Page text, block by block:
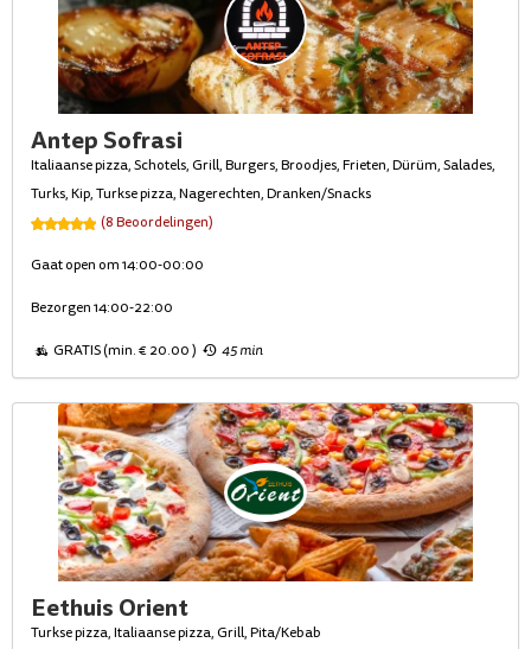
Antep Sofrasi
Italiaanse pizza, Schotels, Grill, Burgers, Broodjes, Frieten, Dürüm, Salades,
Turks, Kip, Turkse pizza, Nagerechten, Dranken/Snacks
(8 Beoordelingen)
Gaat open om 14:00-00:00
Bezorgen 14:00-22:00
GRATIS (min. € 20.00 ) 45 min
Eethuis Orient
Turkse pizza, Italiaanse pizza, Grill, Pita/Kebab